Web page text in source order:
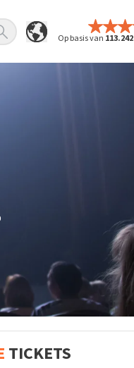
Op basis van 113.242
TICKETS